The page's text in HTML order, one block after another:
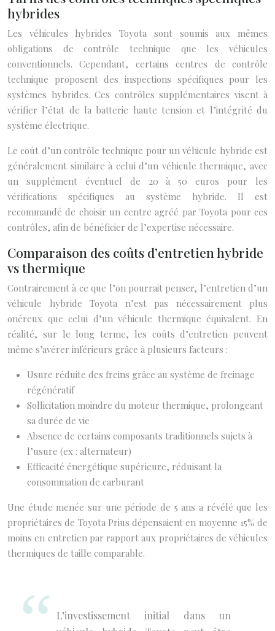
hybrides
Les véhicules hybrides Toyota sont soumis aux mêmes
obligations de contrôle technique que les véhicules
conventionnels. Cependant, certains centres de contrôle
technique proposent des inspections spécifiques pour les
systèmes hybrides. Ces contrôles supplémentaires visent à
vérifier l’état de la batterie haute tension et l’intégrité du
système électrique.
Le coût d’un contrôle technique pour un véhicule hybride est
généralement similaire à celui d’un véhicule thermique, avec
un supplément éventuel de 20 à 50 euros pour les
vérifications spécifiques au système hybride. Il est
recommandé de choisir un centre agréé par Toyota pour ces
contrôles, afin de bénéficier de l’expertise nécessaire.
Comparaison des coûts d’entretien hybride
vs thermique
Contrairement à ce que l’on pourrait penser, l’entretien d’un
véhicule hybride Toyota n’est pas nécessairement plus
onéreux que celui d’un véhicule thermique équivalent. En
réalité, sur le long terme, les coûts d’entretien peuvent
même s’avérer inférieurs grâce à plusieurs facteurs :
Usure réduite des freins grâce au système de freinage
régénératif
Sollicitation moindre du moteur thermique, prolongeant
sa durée de vie
Absence de certains composants traditionnels sujets à
l’usure (ex : alternateur)
Efficacité énergétique supérieure, réduisant la
consommation de carburant
Une étude menée sur une période de 5 ans a révélé que les
propriétaires de Toyota Prius dépensaient en moyenne 15% de
moins en entretien par rapport aux propriétaires de véhicules
thermiques de taille comparable.
L’investissement initial dans un